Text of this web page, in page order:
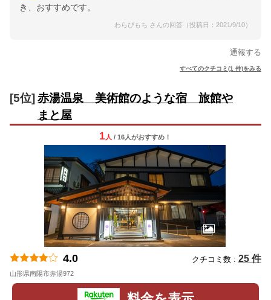
き、おすすめです。
わらびもち さんの回答（投稿日：2021/9/10）
通報する
すべてのクチコミ(1 件)をみる
[5位] 赤湯温泉 美術館のような宿 旅館や
まと屋
1 人 / 16人がおすすめ！
4.0 クチコミ数 : 25 件
山形県南陽市赤湯972